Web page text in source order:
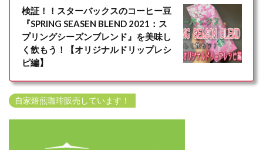
検証！！スターバックスのコーヒー豆
『SPRING SEASEN BLEND 2021：ス
プリングシーズンブレンド』を美味し
く飲もう！【オリジナルドリップレシ
ピ編】
自家焙煎珈琲販売しています！